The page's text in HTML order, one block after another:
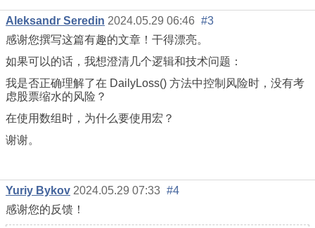
Aleksandr Seredin 2024.05.29 06:46 #3
感谢您撰写这篇有趣的文章！干得漂亮。
如果可以的话，我想澄清几个逻辑和技术问题：
我是否正确理解了在 DailyLoss() 方法中控制风险时，没有考
虑股票缩水的风险？
在使用数组时，为什么要使用宏？
谢谢。
Yuriy Bykov 2024.05.29 07:33 #4
感谢您的反馈！